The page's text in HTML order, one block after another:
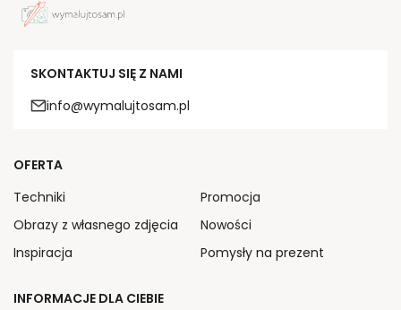
SKONTAKTUJ SIĘ Z NAMI
info@wymalujtosam.pl
OFERTA
Techniki
Obrazy z własnego zdjęcia
Inspiracja
Promocja
Nowości
Pomysły na prezent
INFORMACJE DLA CIEBIE